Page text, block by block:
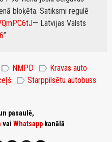
bloķēta. Satiksmi regulē
— Latvijas Valsts
label NMPD label Kravas auto
label Starppilsētu autobuss
pasaulē,
vai Whatsapp kanālā